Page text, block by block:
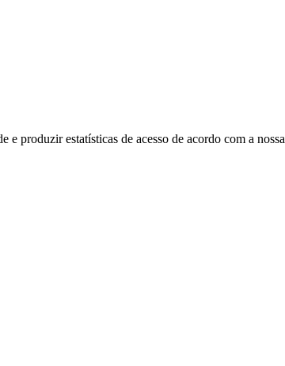
e produzir estatísticas de acesso de acordo com a nossa